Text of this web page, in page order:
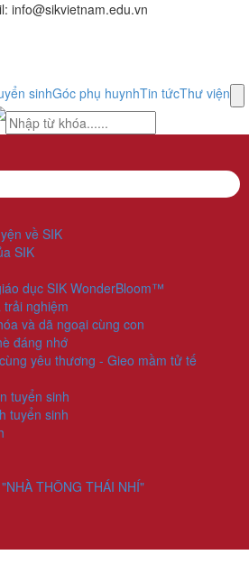
info@sikvietnam.edu.vn
sinhGóc phụ huynhTin tứcThư viện
về SIK
SIK
dục SIK WonderBloom™
trải nghiệm
và dã ngoại cùng con
đáng nhớ
yêu thương - Gieo mầm tử tế
tuyển sinh
tuyển sinh
THÔNG THÁI NHÍ"